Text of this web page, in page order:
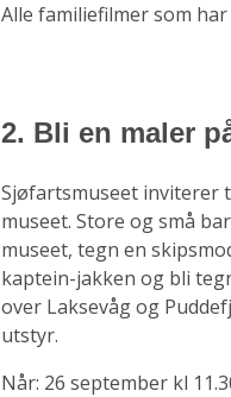
Alle familiefilmer som
2. Bli en maler
Sjøfartsmuseet inviterer
museet. Store og små
museet, tegn en
kaptein-jakken og bli
over Laksevåg og
utstyr.
Når: 26 september kl